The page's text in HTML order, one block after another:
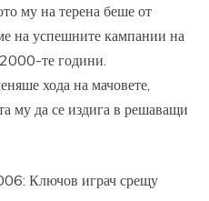
му на терена беше от
на успешните кампании на
те години.
хода на мачовете,
му да се издига в решаващи
Ключов играч срещу